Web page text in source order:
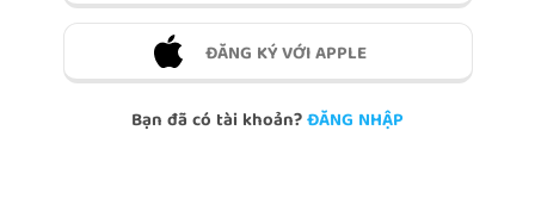
ĐĂNG KÝ VỚI APPLE
Bạn đã có tài khoản?ĐĂNG NHẬP